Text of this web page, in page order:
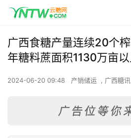
广西食糖产量连续20个
年糖料蔗面积1130万亩
2024-06-20 09:48 产销储运 , 广西糖讯